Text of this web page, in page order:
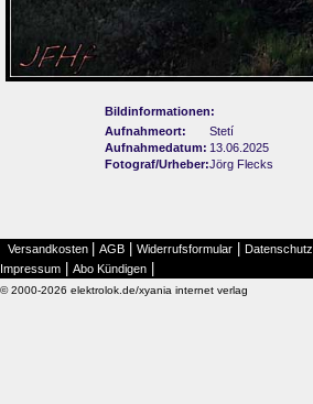
Bildinformationen:
Aufnahmeort:
Stetí
Aufnahmedatum: 13.06.2025
Fotograf/Urheber:Jörg Flecks
Versandkosten AGB Widerrufsformular Datenschutz
Impressum Abo Kündigen
© 2000-2026 elektrolok.de/xyania internet verlag